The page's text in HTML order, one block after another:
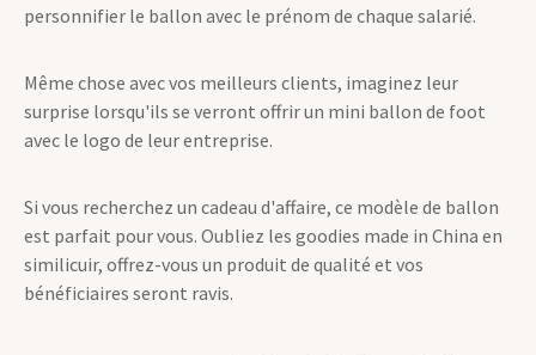
personnifier le ballon avec le prénom de chaque salarié.
Même chose avec vos meilleurs clients, imaginez leur
surprise lorsqu'ils se verront offrir un mini ballon de foot
avec le logo de leur entreprise.
Si vous recherchez un cadeau d'affaire, ce modèle de ballon
est parfait pour vous. Oubliez les goodies made in China en
similicuir, offrez-vous un produit de qualité et vos
bénéficiaires seront ravis.